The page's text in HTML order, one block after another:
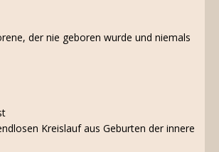
der nie geboren wurde und niemals
Kreislauf aus Geburten der innere